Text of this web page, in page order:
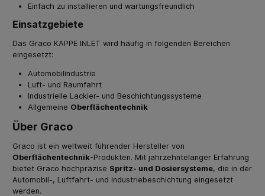
Einfach zu installieren und wartungsfreundlich
Einsatzgebiete
Das Graco KAPPE INLET wird häufig in folgenden Bereichen
eingesetzt:
Automobilindustrie
Luft- und Raumfahrt
Industrielle Lackier- und Beschichtungssysteme
Allgemeine Oberflächentechnik
Über Graco
Graco ist ein weltweit führender Hersteller von
Oberflächentechnik-Produkten. Mit jahrzehntelanger Erfahrung
bietet Graco hochpräzise Spritz- und Dosiersysteme, die in der
Automobil-, Luftfahrt- und Industriebeschichtung eingesetzt
werden.